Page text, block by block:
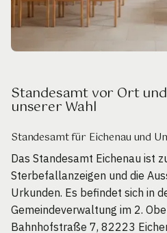
Standesamt vor Ort
unserer Wahl
Standesamt für Eichenau und
Das Standesamt Eichenau ist
Sterbefallanzeigen und die
Urkunden. Es befindet sich in
Gemeindeverwaltung im 2.
Bahnhofstraße 7, 82223